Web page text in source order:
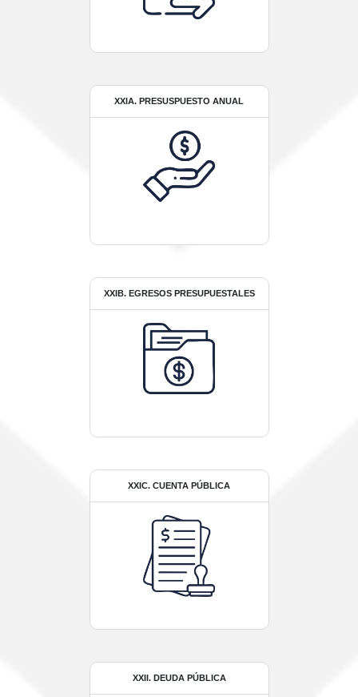
XXIA. PRESUSPUESTO ANUAL
XXIB. EGRESOS PRESUPUESTALES
XXIC. CUENTA PÚBLICA
XXII. DEUDA PÚBLICA